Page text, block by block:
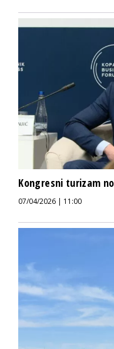
Kongresni turizam
07/04/2026 | 11:00